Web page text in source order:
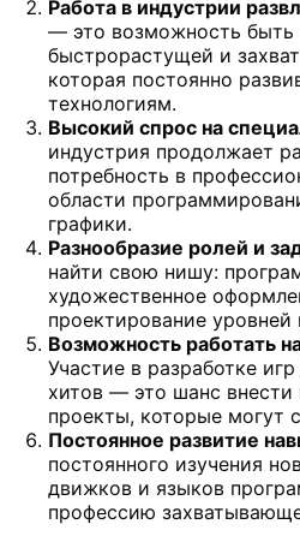
Работа в индустрии
— это возможность быть
быстрорастущей и
которая постоянно
технологиям.
Высокий спрос на
индустрия продолжает
потребность в
области
графики.
Разнообразие ролей и
найти свою нишу:
художественное
проектирование уровней
Возможность работать
Участие в разработке
хитов — это шанс внести
проекты, которые могут
Постоянное развитие
постоянного изучения
движков и языков
профессию